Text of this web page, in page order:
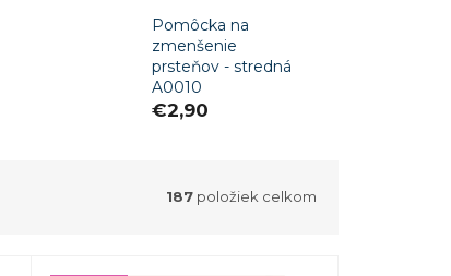
Pomôcka na
zmenšenie
prsteňov - stredná
A0010
€2,90
187 položiek celkom